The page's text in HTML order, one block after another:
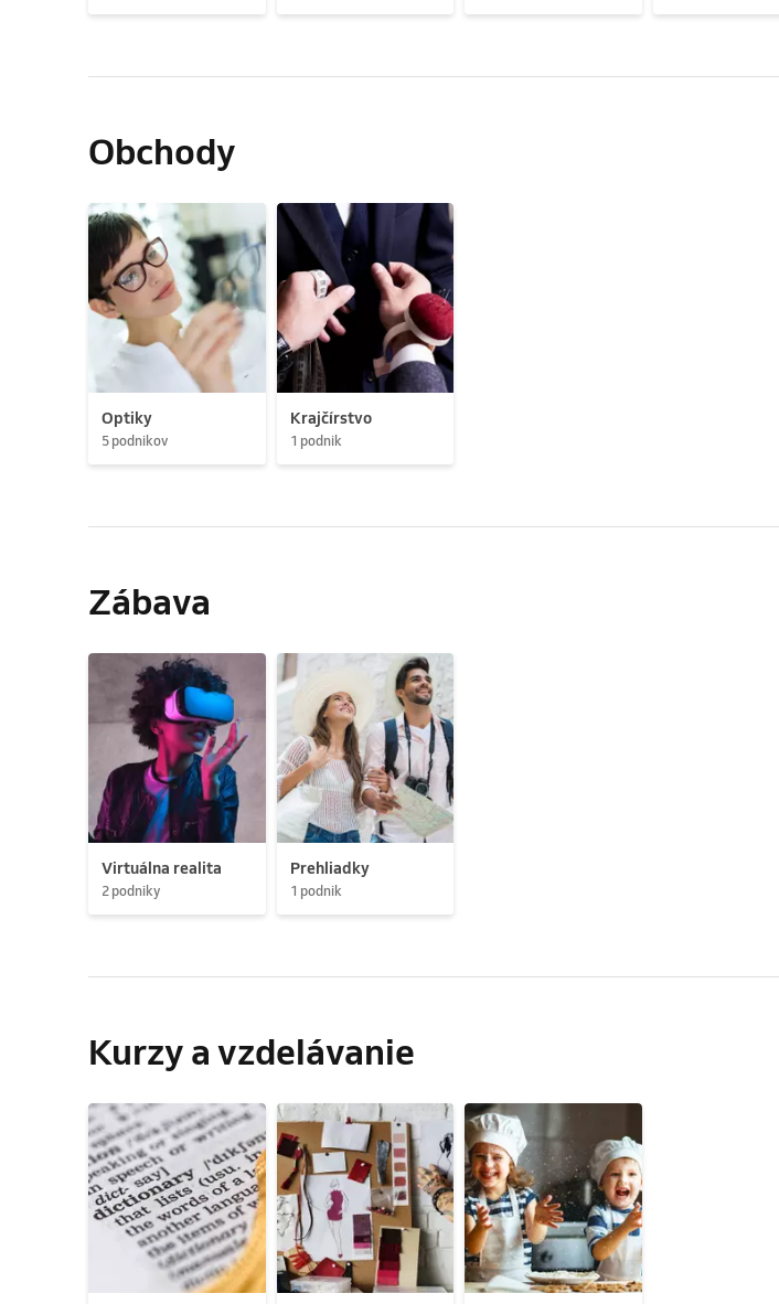
Obchody
Optiky
5 podnikov
Krajčírstvo
1 podnik
Zábava
Virtuálna realita
2 podniky
Prehliadky
1 podnik
Kurzy a vzdelávanie